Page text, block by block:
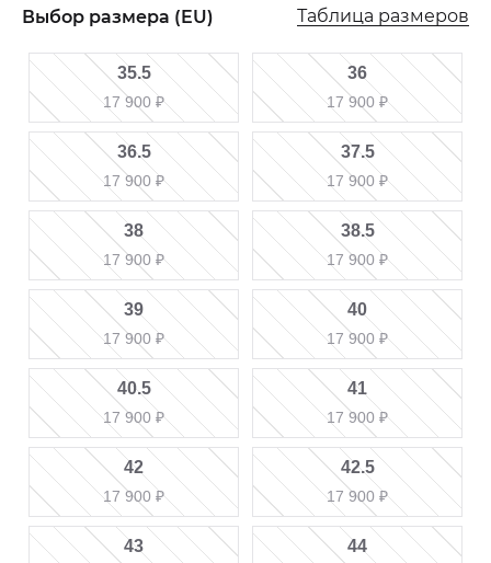
Выбор размера (EU) Таблица размеров
35.5
17 900 ₽
36
17 900 ₽
36.5
17 900 ₽
37.5
17 900 ₽
38
17 900 ₽
38.5
17 900 ₽
39
17 900 ₽
40
17 900 ₽
40.5
17 900 ₽
41
17 900 ₽
42
17 900 ₽
42.5
17 900 ₽
43 44